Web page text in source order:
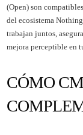
(Open) son
del ecosistema
trabajan juntos,
mejora perceptible en
CÓMO